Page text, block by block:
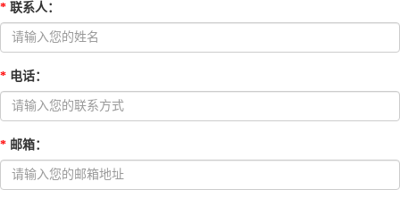
* 联系人：
* 电话：
* 邮箱：